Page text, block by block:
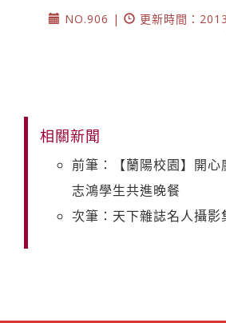
NO.906 |
更新時間：
相關新聞
前筆：【蘭陽校園】開
志鴻學生共進晚餐
次筆：天下雜誌名人攝影